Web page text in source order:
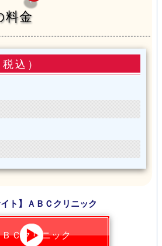
料金
込）
イト】ＡＢＣクリニック
Ｃクリニック